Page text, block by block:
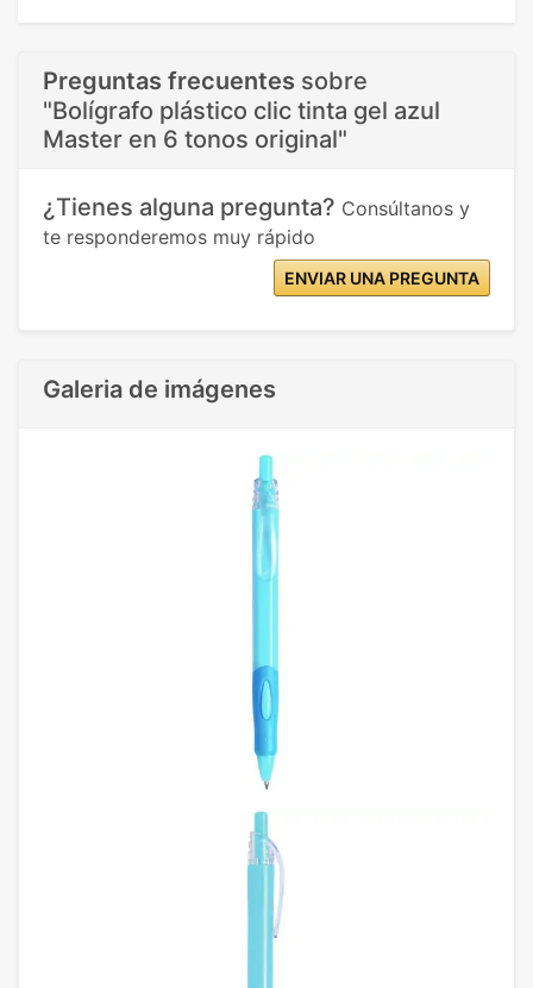
Preguntas frecuentes sobre
"Bolígrafo plástico clic tinta gel azul
Master en 6 tonos original"
¿Tienes alguna pregunta? Consúltanos y
te responderemos muy rápido
ENVIAR UNA PREGUNTA
Galeria de imágenes